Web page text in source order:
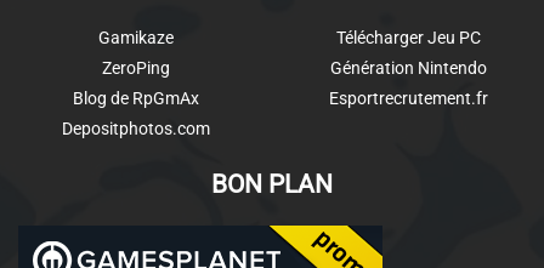
Gamikaze
ZeroPing
Blog de RpGmAx
Depositphotos.com
Télécharger Jeu PC
Génération Nintendo
Esportrecrutement.fr
BON PLAN